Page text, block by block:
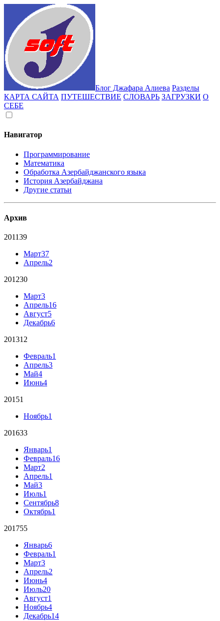
Блог Джафара Алиева Разделы
КАРТА САЙТА ПУТЕШЕСТВИЕ СЛОВАРЬ ЗАГРУЗКИ О
СЕБЕ
Навигатор
Программирование
Математика
Обработка Азербайджанского языка
История Азербайджана
Другие статьи
Архив
201139
Март37
Апрель2
201230
Март3
Апрель16
Август5
Декабрь6
201312
Февраль1
Апрель3
Май4
Июнь4
20151
Ноябрь1
201633
Январь1
Февраль16
Март2
Апрель1
Май3
Июль1
Сентябрь8
Октябрь1
201755
Январь6
Февраль1
Март3
Апрель2
Июнь4
Июль20
Август1
Ноябрь4
Декабрь14